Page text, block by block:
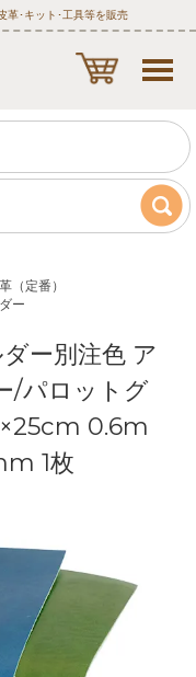
革･キット･工具等を販売
（定番）
ー
ー別注色 ア
/パロットグ
0.6m
1枚